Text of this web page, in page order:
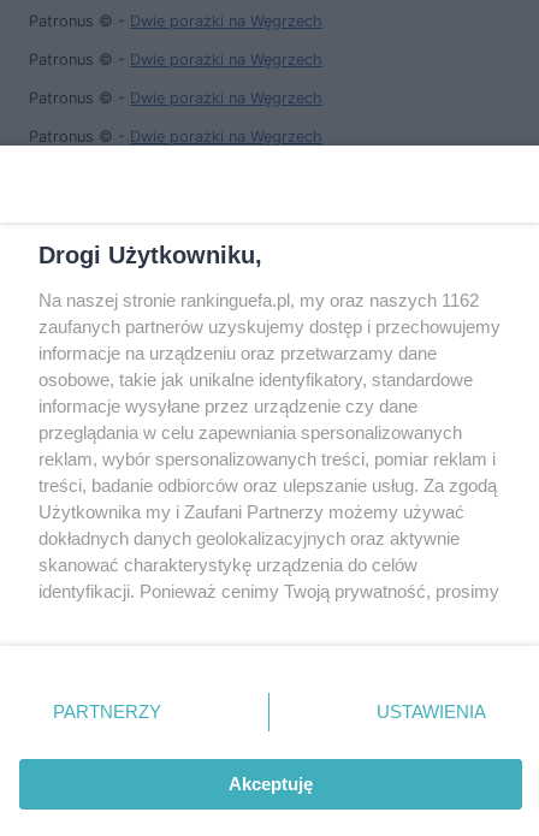
Patronus © - Dwie porażki na Węgrzech
Patronus © - Dwie porażki na Węgrzech
Patronus © - Dwie porażki na Węgrzech
Patronus © - Dwie porażki na Węgrzech
COPYRIGHT
© Jan Sikorski 2009-2026, Rankinguefa.pl.
Wszystkie prawa zastrzeżone.
Wykonanie: Strony Internetowe Warszawa
O WITRYNIE
UEFA, a jej treści są prywatnymi opiniami i
Polityka prywatności
Ta strona korzysta z ciasteczek aby świadczyć usługi na
Zgoda
Drogi Użytkowniku,
Na naszej stronie rankinguefa.pl, my oraz naszych 1162
zaufanych partnerów uzyskujemy dostęp i przechowujemy
informacje na urządzeniu oraz przetwarzamy dane
osobowe, takie jak unikalne identyfikatory, standardowe
informacje wysyłane przez urządzenie czy dane
przeglądania w celu zapewniania spersonalizowanych
reklam, wybór spersonalizowanych treści, pomiar reklam i
treści, badanie odbiorców oraz ulepszanie usług. Za zgodą
Użytkownika my i Zaufani Partnerzy możemy używać
dokładnych danych geolokalizacyjnych oraz aktywnie
skanować charakterystykę urządzenia do celów
identyfikacji. Ponieważ cenimy Twoją prywatność, prosimy
prywatności znajdujący się w lewym dolnym rogu strony
. Niektóre rodzaje przetwarzania danych nie wymagają
zgody użytkownika, ale masz prawo sprzeciwić się
takiemu przetwarzaniu. Preferencje będą miały
zastosowania tylko na tej witrynie.
PARTNERZY USTAWIENIA
Akceptuję